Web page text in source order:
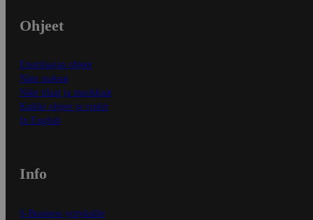
Ohjeet
Ensitilaajan ohjeet
Näin maksat
Näin tilaat ja muokkaat
Kaikki ohjeet ja vinkit
In English
Info
S-Business yrityksille